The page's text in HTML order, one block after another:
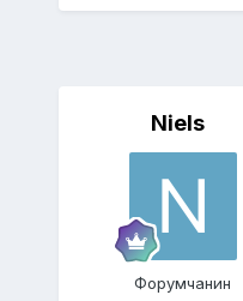
Niels
Форумчанин